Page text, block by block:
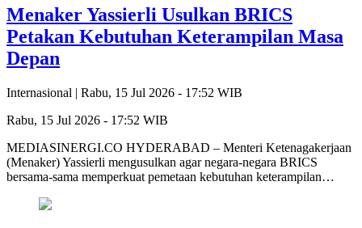
Menaker Yassierli Usulkan BRICS
Petakan Kebutuhan Keterampilan Masa
Depan
Internasional | Rabu, 15 Jul 2026 - 17:52 WIB
Rabu, 15 Jul 2026 - 17:52 WIB
MEDIASINERGI.CO HYDERABAD – Menteri Ketenagakerjaan
(Menaker) Yassierli mengusulkan agar negara-negara BRICS
bersama-sama memperkuat pemetaan kebutuhan keterampilan…